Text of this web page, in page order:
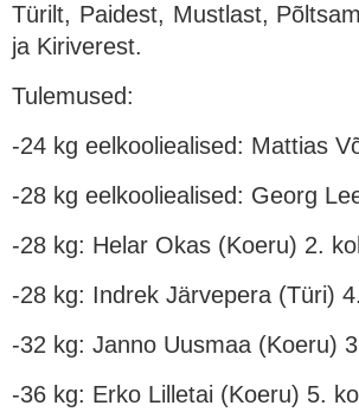
Türilt, Paidest, Mustlast,
ja Kiriverest.
Tulemused:
-24 kg eelkooliealised: Mattias
-28 kg eelkooliealised: Georg
-28 kg: Helar Okas (Koeru) 2.
-28 kg: Indrek Järvepera (Türi)
-32 kg: Janno Uusmaa (Koeru)
-36 kg: Erko Lilletai (Koeru) 5.